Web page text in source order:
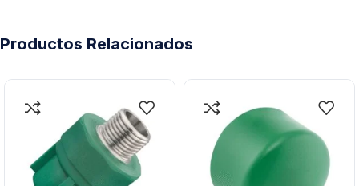
Productos Relacionados